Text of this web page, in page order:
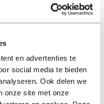
en advertenties te
social media te bieden
Ook delen we
onze site met onze
van
vrienden van
adolescenten hing
van hun beste vrienden
met een vriend,